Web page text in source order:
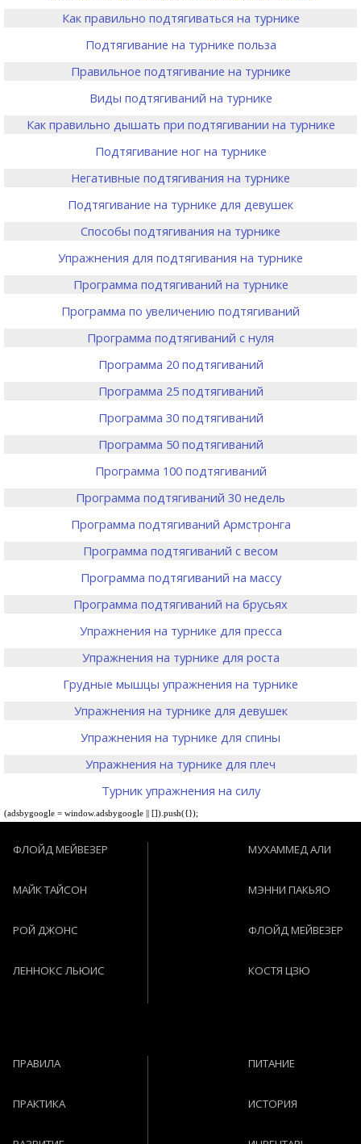
Как правильно подтягиваться на турнике
Подтягивание на турнике польза
Правильное подтягивание на турнике
Виды подтягиваний на турнике
Как правильно дышать при подтягивании на турнике
Подтягивание ног на турнике
Негативные подтягивания на турнике
Подтягивание на турнике для девушек
Способы подтягивания на турнике
Упражнения для подтягивания на турнике
Программа подтягиваний на турнике
Программа по увеличению подтягиваний
Программа подтягиваний с нуля
Программа 20 подтягиваний
Программа 25 подтягиваний
Программа 30 подтягиваний
Программа 50 подтягиваний
Программа 100 подтягиваний
Программа подтягиваний 30 недель
Программа подтягиваний Армстронга
Программа подтягиваний с весом
Программа подтягиваний на массу
Программа подтягиваний на брусьях
Упражнения на турнике для пресса
Упражнения на турнике для роста
Грудные мышцы упражнения на турнике
Упражнения на турнике для девушек
Упражнения на турнике для спины
Упражнения на турнике для плеч
Турник упражнения на силу
(adsbygoogle = window.adsbygoogle || []).push({});
ФЛОЙД МЕЙВЕЗЕР
МАЙК ТАЙСОН
РОЙ ДЖОНС
ЛЕННОКС ЛЬЮИС
МУХАММЕД АЛИ
МЭННИ ПАКЬЯО
ФЛОЙД МЕЙВЕЗЕР
КОСТЯ ЦЗЮ
ПРАВИЛА
ПРАКТИКА
ПИТАНИЕ
ИСТОРИЯ